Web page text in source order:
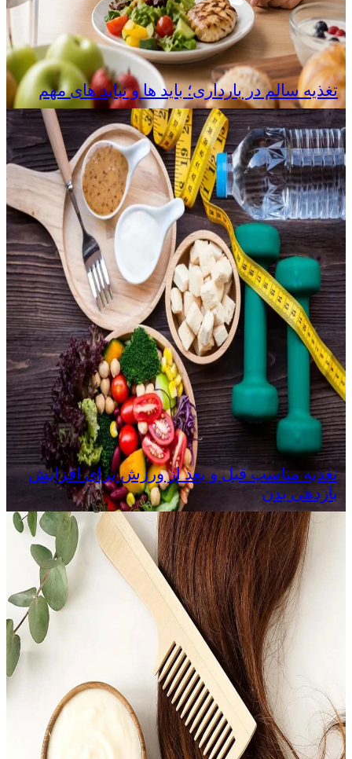
تغذیه سالم در بارداری؛ باید ها و نباید های مهم
تغذیه مناسب قبل و بعد از ورزش برای افزایش
بازدهی بدن